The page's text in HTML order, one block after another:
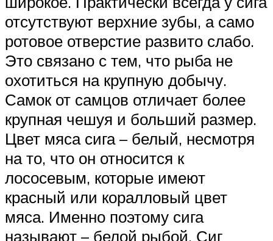
отсутствуют верхние зубы, а само
ротовое отверстие развито слабо.
Это связано с тем, что рыба не
охотиться на крупную добычу.
Самок от самцов отличает более
крупная чешуя и больший размер.
Цвет мяса сига – белый, несмотря
на то, что он относится к
лососевым, которые имеют
красный или коралловый цвет
мяса. Именно поэтому сига
называют – белой рыбой. Сиг